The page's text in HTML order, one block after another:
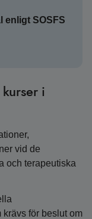
enligt SOSFS
i
vid de
och terapeutiska
för beslut om